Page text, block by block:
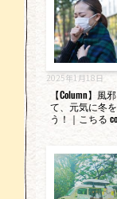
2025年1月18日
【Column】風
て、元気に冬
う！｜こちる